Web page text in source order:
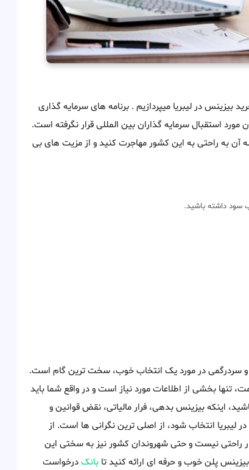
بیزینس در لیبریا میپردازیم . برنامه های سرمایه گذاری
استقبال سرمایه گذاران بین المللی قرار نگرفته است.
آن به راحتی به این کشور مهاجرت کنید و از مزیت های بی
سود داشته باشید.
و سردرگمی در مورد یک انتخاب خوب، سخت ترین گام است.
تنها بخشی از اطلاعات مورد نیاز است و در واقع شما باید
اینکه بیزینس بدهی، فرار مالیاتی، نقض قوانین و
لیبریا انتخاب شود، از اصلی ترین نگرانی ها است. از
راحتی نیست و حتی شهروندان کشور نیز به سختی این
پلن خوب و حرفه ای ارائه کنید تا بانکدرخواست